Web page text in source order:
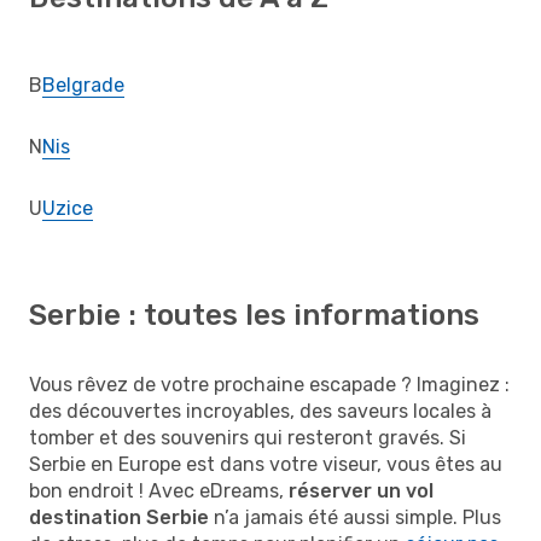
BBelgrade
NNis
UUzice
Serbie : toutes les informations
Vous rêvez de votre prochaine escapade ? Imaginez :
des découvertes incroyables, des saveurs locales à
tomber et des souvenirs qui resteront gravés. Si
Serbie en Europe est dans votre viseur, vous êtes au
bon endroit ! Avec eDreams, réserver un vol
destination Serbie n’a jamais été aussi simple. Plus